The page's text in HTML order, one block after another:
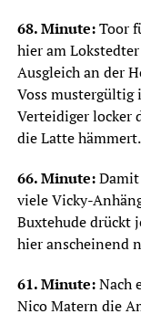
68. Minute:Toor
hier am
Ausgleich an der
Voss mustergültig
Verteidiger locker
die Latte hämmert.
66. Minute:
viele Vicky-
Buxtehude drückt
hier anscheinend
61. Minute:Nach
Nico Matern die